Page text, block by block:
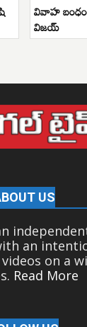
వివాహ
విజయ్
US
an
on a
Read More